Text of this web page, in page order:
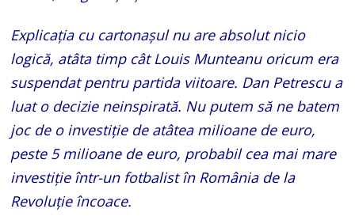
Explicația cu cartonașul nu are absolut nicio
logică, atâta timp cât Louis Munteanu oricum era
suspendat pentru partida viitoare. Dan Petrescu a
luat o decizie neinspirată. Nu putem să ne batem
joc de o investiție de atâtea milioane de euro,
peste 5 milioane de euro, probabil cea mai mare
investiţie într-un fotbalist în România de la
Revoluţie încoace.